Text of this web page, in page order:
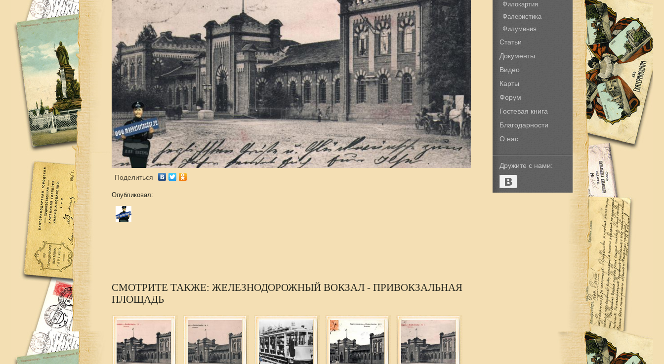
Филокартия
Фалеристика
Филумения
Статьи
Документы
Видео
Карты
Форум
Гостевая книга
Благодарности
О нас
Дружите с нами:
Поделиться
Опубликовал:
СМОТРИТЕ ТАКЖЕ: ЖЕЛЕЗНОДОРОЖНЫЙ ВОКЗАЛ - ПРИВОКЗАЛЬНАЯ
ПЛОЩАДЬ